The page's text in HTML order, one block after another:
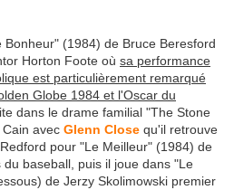
Bonheur" (1984) de Bruce Beresford
Horton Foote où sa performance
est particulièrement remarqué
Globe 1984 et l'Oscar du
dans le drame familial "The Stone
avec Glenn Close qu'il retrouve
pour "Le Meilleur" (1984) de
baseball, puis il joue dans "Le
de Jerzy Skolimowski premier